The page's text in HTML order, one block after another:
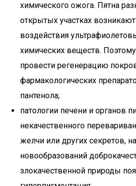
химического ожога. Пятна
открытых участках
воздействия
химических веществ.
провести регенерацию
фармакологических
пантенола;
патологии печени и органов
некачественного
желчи или других секретов,
новообразований
злокачественной природы